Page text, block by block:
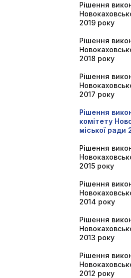
Рішення
2019 року
Рішення
2018 року
Рішення
2017 року
Рішення
комітету
міської ради
Рішення
2015 року
Рішення
2014 року
Рішення
2013 року
Рішення
2012 року